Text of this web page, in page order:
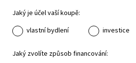
Jaký je účel vaší koupě:
vlastní bydlení
investice
Jaký zvolíte způsob financování: